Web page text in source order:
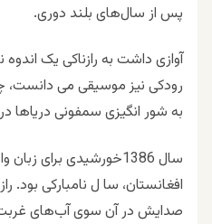
پس از سال‌های بلند دوری.
آوازی داشت به رازناکی یک
رودکی نیز موسیقی می
به شور انگیزی سمفونی دریاها
سال 1386خورشیدی برای
افغانستان، سا ل نامبارکی بود.
صدایش در آن سوی آب‌های